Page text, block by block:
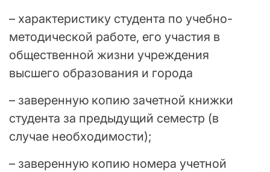
– характеристику студента по учебно-
методической работе, его участия в
общественной жизни учреждения
высшего образования и города
– заверенную копию зачетной книжки
студента за предыдущий семестр (в
случае необходимости);
– заверенную копию номера учетной